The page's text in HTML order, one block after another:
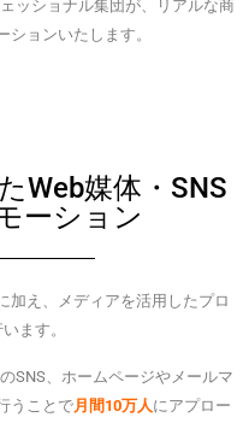
ッショナル集団が、リアルな商
ョンいたします。
Web媒体・SNS
ーション
加え、メディアを活用したプロ
ます。
SNS、ホームページやメールマ
うことで月間10万人 にアプロー